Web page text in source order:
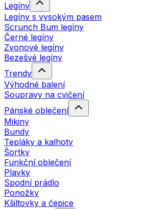
Legíny
Legíny s vysokým pasem
Scrunch Bum legíny
Černé legíny
Zvonové legíny
Bezešvé legíny
Trendy
Výhodné balení
Soupravy na cvičení
Pánské oblečení
Mikiny
Bundy
Tepláky a kalhoty
Šortky
Funkční oblečení
Plavky
Spodní prádlo
Ponožky
Kšiltovky a čepice